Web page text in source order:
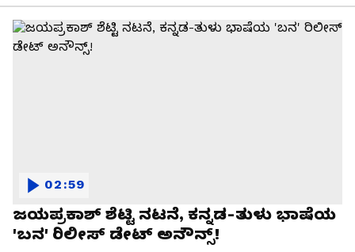
ಜಯಪ್ರಕಾಶ್ ಶೆಟ್ಟಿ ನಟನೆ, ಕನ್ನಡ-ತುಳು ಭಾಷೆಯ
'ಬನ' ರಿಲೀಸ್ ಡೇಟ್ ಅನೌನ್ಸ್!
02:59